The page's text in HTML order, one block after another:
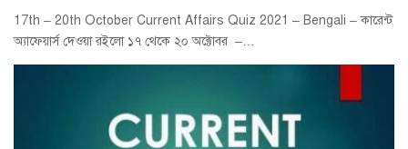
17th – 20th October Current Affairs Quiz 2021 – Bengali – কারেন্ট
অ্যাফেয়ার্স দেওয়া রইলো ১৭ থেকে ২০ অক্টোবর –…